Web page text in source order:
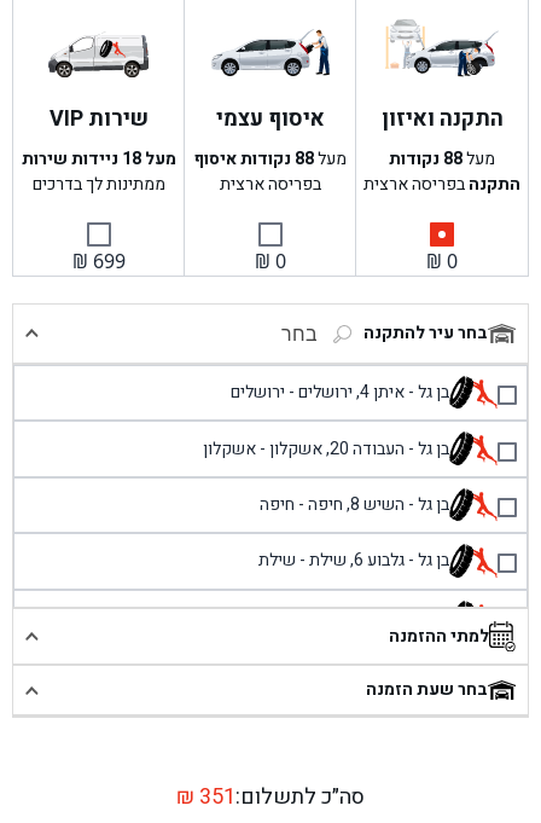
התקנה ואיזון
מעל88 נקודות
התקנהבפריסה ארצית
₪ 0
איסוף עצמי
מעל88 נקודות איסוף
בפריסה ארצית
₪ 0
שירות VIP
מעל 18 ניידות שירות
ממתינות לך בדרכים
₪ 699
בחר עיר להתקנה בחר
בן גל - איתן 4, ירושלים - ירושלים
בן גל - העבודה 20, אשקלון - אשקלון
בן גל - השיש 8, חיפה - חיפה
בן גל - גלבוע 6, שילת - שילת
בן גל - פוריידיס, כניסה צפונית מול כביש 4 - פרדיס
בן גל - שכונת אזור תעשייה זעירה, עיילבון - עיילבון
בן גל - דרך השבעה 20, אזור - אזור
למתי ההזמנה
בחר שעת הזמנה
סה״כ לתשלום: ₪ 351